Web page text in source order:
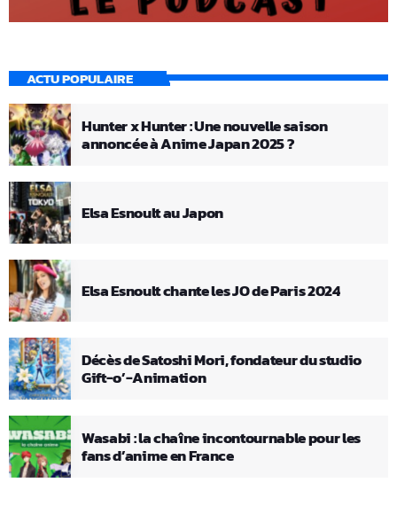
ACTU POPULAIRE
Hunter x Hunter : Une nouvelle saison
annoncée à Anime Japan 2025 ?
Elsa Esnoult au Japon
Elsa Esnoult chante les JO de Paris 2024
Décès de Satoshi Mori, fondateur du studio
Gift-o’-Animation
Wasabi : la chaîne incontournable pour les
fans d’anime en France